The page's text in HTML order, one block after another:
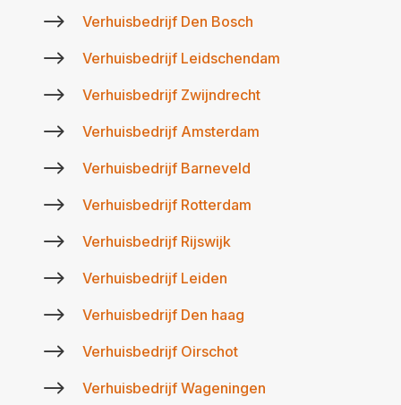
$ Verhuisbedrijf Den Bosch
$ Verhuisbedrijf Leidschendam
$ Verhuisbedrijf Zwijndrecht
$ Verhuisbedrijf Amsterdam
$ Verhuisbedrijf Barneveld
$ Verhuisbedrijf Rotterdam
$ Verhuisbedrijf Rijswijk
$ Verhuisbedrijf Leiden
$ Verhuisbedrijf Den haag
$ Verhuisbedrijf Oirschot
$ Verhuisbedrijf Wageningen